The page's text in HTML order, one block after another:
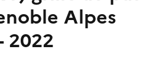
Alpes
2022